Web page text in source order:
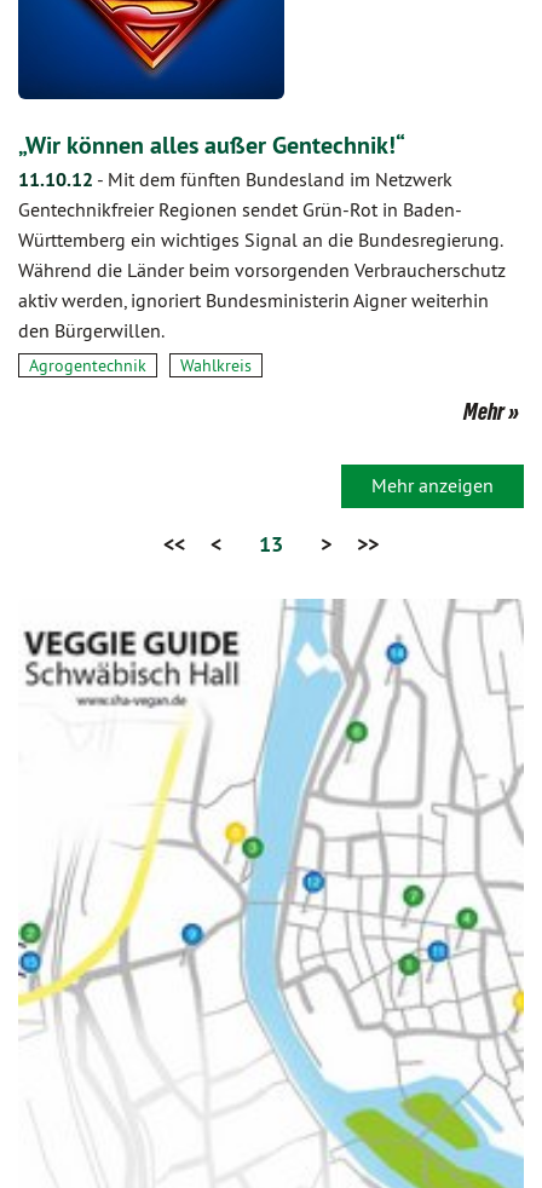
„Wir können alles außer Gentechnik!“
11.10.12 - Mit dem fünften Bundesland im Netzwerk
Gentechnikfreier Regionen sendet Grün-Rot in Baden-
Württemberg ein wichtiges Signal an die Bundesregierung.
Während die Länder beim vorsorgenden Verbraucherschutz
aktiv werden, ignoriert Bundesministerin Aigner weiterhin
den Bürgerwillen.
Agrogentechnik Wahlkreis
Mehr
Mehr anzeigen
<< < 13 > >>